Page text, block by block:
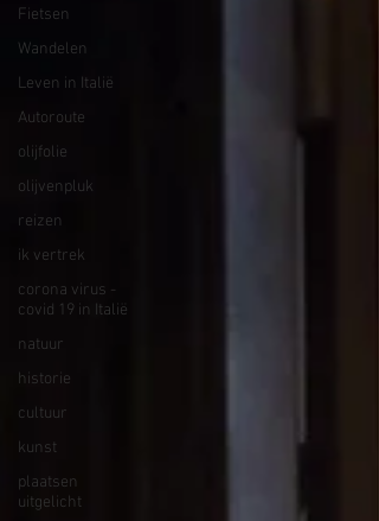
Fietsen
Wandelen
Leven in Italië
Autoroute
olijfolie
olijvenpluk
reizen
ik vertrek
corona virus -
covid 19 in Italië
natuur
historie
cultuur
kunst
plaatsen
uitgelicht